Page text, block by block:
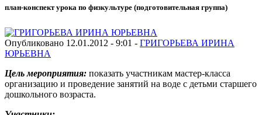
план-конспект урока по физкультуре (подготовительная группа)
Опубликовано 12.01.2012 - 9:01 - ГРИГОРЬЕВА ИРИНА
ЮРЬЕВНА
Цель мероприятия: показать участникам мастер-класса
организацию и проведение занятий на воде с детьми старшего
дошкольного возраста.